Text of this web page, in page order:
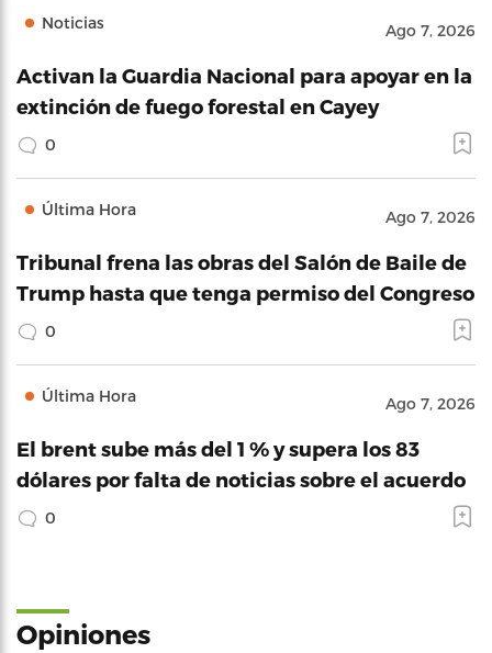
Noticias Ago 7, 2026
Activan la Guardia Nacional para apoyar en la
extinción de fuego forestal en Cayey
0
Última Hora Ago 7, 2026
Tribunal frena las obras del Salón de Baile de
Trump hasta que tenga permiso del Congreso
0
Última Hora Ago 7, 2026
El brent sube más del 1 % y supera los 83
dólares por falta de noticias sobre el acuerdo
0
Opiniones